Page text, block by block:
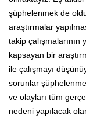
şüphelenmek de
araştırmalar
takip çalışmalarının
kapsayan bir
ile çalışmayı
sorunlar
ve olayları tüm
nedeni yapılacak